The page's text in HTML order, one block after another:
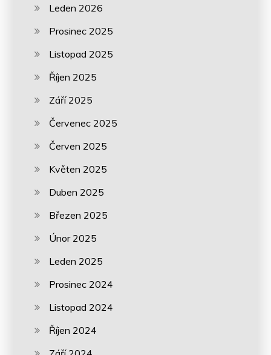
Leden 2026
Prosinec 2025
Listopad 2025
Říjen 2025
Září 2025
Červenec 2025
Červen 2025
Květen 2025
Duben 2025
Březen 2025
Únor 2025
Leden 2025
Prosinec 2024
Listopad 2024
Říjen 2024